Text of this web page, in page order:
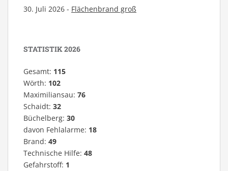
30. Juli 2026 - Flächenbrand groß
STATISTIK 2026
Gesamt: 115
Wörth: 102
Maximiliansau: 76
Schaidt: 32
Büchelberg: 30
davon Fehlalarme: 18
Brand: 49
Technische Hilfe: 48
Gefahrstoff: 1